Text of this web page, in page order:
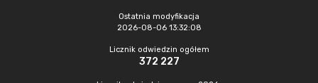
Ostatnia modyfikacja
2026-08-06 13:32:08
Licznik odwiedzin ogółem
372 227